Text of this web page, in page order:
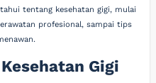
tentang kesehatan gigi, mulai
profesional, sampai tips
Gigi